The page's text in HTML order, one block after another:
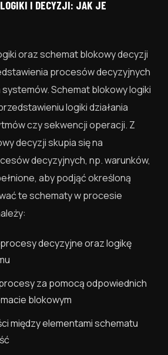
LOGIKI I DECYZJI: JAK JE
oraz schemat blokowy decyzji
procesów decyzyjnych
systemów. Schemat blokowy logiki
logiki działania
czy sekwencji operacji. Z
decyzji skupia się na
decyzyjnych, np. warunków,
aby podjąć określoną
te schematy w procesie
decyzyjne oraz logikę
za pomocą odpowiednich
blokowym
między elementami schematu